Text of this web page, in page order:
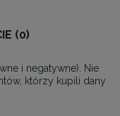
(0)
i negatywne). Nie
którzy kupili dany